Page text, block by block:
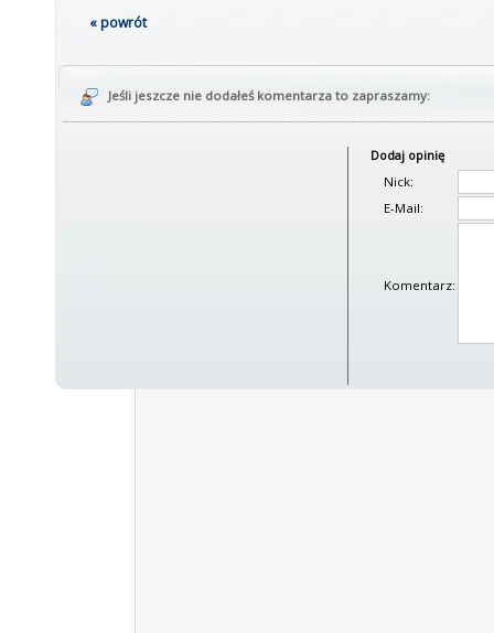
« powrót
Jeśli jeszcze nie dodałeś komentarza to zapraszamy:
Dodaj opinię
Nick:
E-Mail:
Komentarz: